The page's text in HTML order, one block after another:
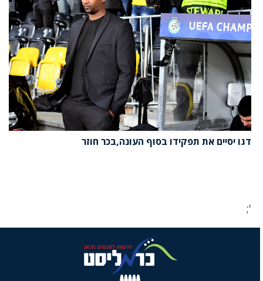
דגו יסיים את תפקידו בסוף העונה,בכר חוזר
';